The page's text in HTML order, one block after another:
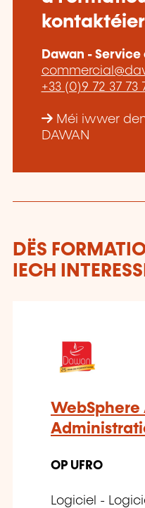
Dawan -
+33 (0)9 72 37 73
Méi iwwer
DAWAN
DËS
IECH
WebSphere
OP UFRO
Logiciel -